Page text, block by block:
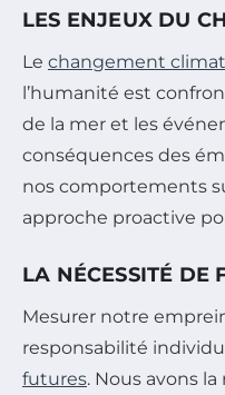
LES ENJEUX DU
Le changement
l’humanité est
de la mer et les
conséquences des
nos comportements
approche proactive
LA NÉCESSITÉ DE
Mesurer notre
responsabilité
futures. Nous avons